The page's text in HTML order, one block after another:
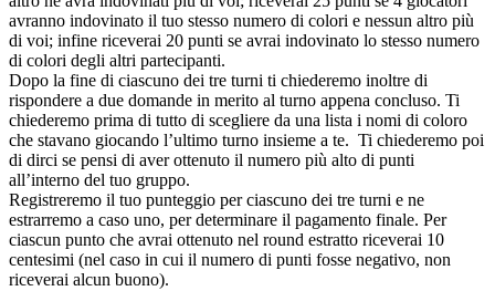
avranno indovinato il tuo stesso numero di colori e nessun altro più
di voi; infine riceverai 20 punti se avrai indovinato lo stesso numero
di colori degli altri partecipanti.
Dopo la fine di ciascuno dei tre turni ti chiederemo inoltre di
rispondere a due domande in merito al turno appena concluso. Ti
chiederemo prima di tutto di scegliere da una lista i nomi di coloro
che stavano giocando l’ultimo turno insieme a te. Ti chiederemo poi
di dirci se pensi di aver ottenuto il numero più alto di punti
all’interno del tuo gruppo.
Registreremo il tuo punteggio per ciascuno dei tre turni e ne
estrarremo a caso uno, per determinare il pagamento finale. Per
ciascun punto che avrai ottenuto nel round estratto riceverai 10
centesimi (nel caso in cui il numero di punti fosse negativo, non
riceverai alcun buono).